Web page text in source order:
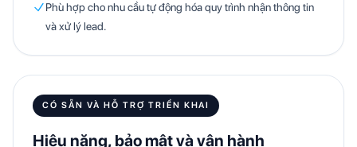
Phù hợp cho nhu cầu tự động hóa quy trình nhận thông tin
và xử lý lead.
CÓ SẴN VÀ HỖ TRỢ TRIỂN KHAI
Hiệu năng, bảo mật và vận hành